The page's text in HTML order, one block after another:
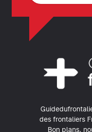
des frontaliers
Bon plans,